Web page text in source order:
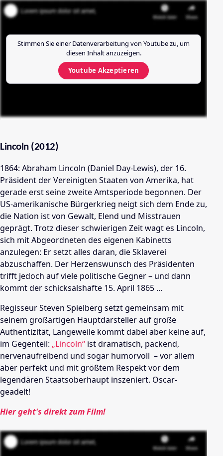
Stimmen Sie einer Datenverarbeitung von Youtubezu, um
diesen Inhalt anzuzeigen.
Youtube Akzeptieren
Lincoln (2012)
1864: Abraham Lincoln (Daniel Day-Lewis), der 16.
Präsident der Vereinigten Staaten von Amerika, hat
gerade erst seine zweite Amtsperiode begonnen. Der
US-amerikanische Bürgerkrieg neigt sich dem Ende zu,
die Nation ist von Gewalt, Elend und Misstrauen
geprägt. Trotz dieser schwierigen Zeit wagt es Lincoln,
sich mit Abgeordneten des eigenen Kabinetts
anzulegen: Er setzt alles daran, die Sklaverei
abzuschaffen. Der Herzenswunsch des Präsidenten
trifft jedoch auf viele politische Gegner – und dann
kommt der schicksalshafte 15. April 1865 ...
Regisseur Steven Spielberg setzt gemeinsam mit
seinem großartigen Hauptdarsteller auf große
Authentizität, Langeweile kommt dabei aber keine auf,
im Gegenteil: „Lincoln“ ist dramatisch, packend,
nervenaufreibend und sogar humorvoll – vor allem
aber perfekt und mit größtem Respekt vor dem
legendären Staatsoberhaupt inszeniert. Oscar-
geadelt!
Hier geht's direkt zum Film!